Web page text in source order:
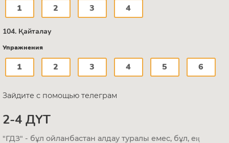
1 2 3 4
104. Қайталау
Упражнения
1 2 3 4 5 6
Зайдите с помощью телеграм
2-4 ДҮТ
"ГДЗ" - бұл ойланбастан алдау туралы емес, бұл, ең